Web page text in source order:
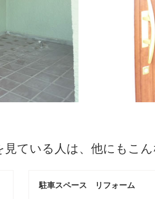
見ている人は、他にもこ
駐車スペース リフォーム